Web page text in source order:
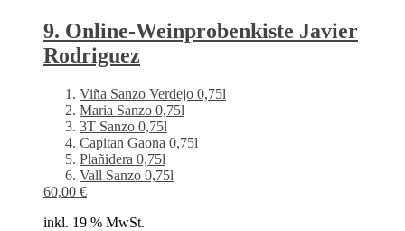
9. Online-Weinprobenkiste Javier
Rodriguez
Viña Sanzo Verdejo 0,75l
Maria Sanzo 0,75l
3T Sanzo 0,75l
Capitan Gaona 0,75l
Plañidera 0,75l
Vall Sanzo 0,75l
60,00 €
inkl. 19 % MwSt.